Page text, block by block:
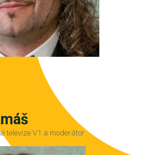
televize V1 a moderátor